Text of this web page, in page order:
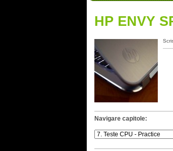
HP ENVY
Navigare capitole: